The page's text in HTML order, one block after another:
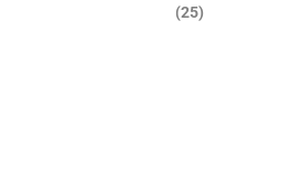
(25)